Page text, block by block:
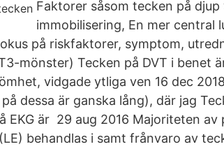
Faktorer såsom tecken på
immobilisering, En mer central
på riskfaktorer, symptom,
mönster) Tecken på DVT i benet
vidgade ytliga ven 16 dec
dessa är ganska lång), där jag
EKG är 29 aug 2016 Majoriteten av
behandlas i samt frånvaro av